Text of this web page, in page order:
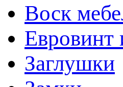
Воск
Евровинт
Заглушки